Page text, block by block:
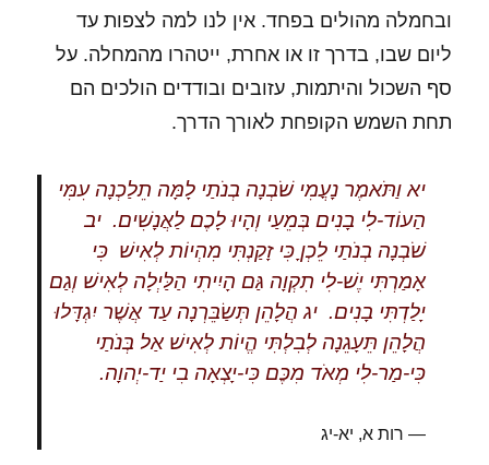
ובחמלה מהולים בפחד. אין לנו למה לצפות עד
ליום שבו, בדרך זו או אחרת, ייטהרו מהמחלה. על
סף השכול והיתמות, עזובים ובודדים הולכים הם
תחת השמש הקופחת לאורך הדרך.
יא וַתֹּאמֶר נָעֳמִי שֹׁבְנָה בְנֹתַי לָמָּה תֵלַכְנָה עִמִּי
הַעוֹד-לִי בָנִים בְּמֵעַי וְהָיוּ לָכֶם לַאֲנָשִׁים.יב
שֹׁבְנָה בְנֹתַי לֵכְןָ כִּי זָקַנְתִּי מִהְיוֹת לְאִישׁ כִּי
אָמַרְתִּי יֶשׁ-לִי תִקְוָה גַּם הָיִיתִי הַלַּיְלָה לְאִישׁ וְגַם
יָלַדְתִּי בָנִים.יג הֲלָהֵן תְּשַׂבֵּרְנָה עַד אֲשֶׁר יִגְדָּלוּ
הֲלָהֵן תֵּעָגֵנָה לְבִלְתִּי הֱיוֹת לְאִישׁ אַל בְּנֹתַי
כִּי-מַר-לִי מְאֹד מִכֶּם כִּי-יָצְאָה בִי יַד-יְהוָה.
רות א, יא-יג